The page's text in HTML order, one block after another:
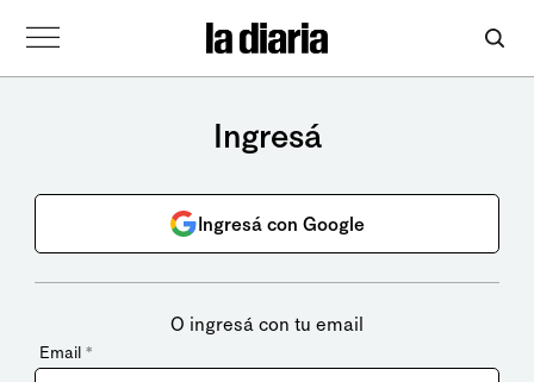
Ingresá
Ingresá con Google
O ingresá con tu email
Email *